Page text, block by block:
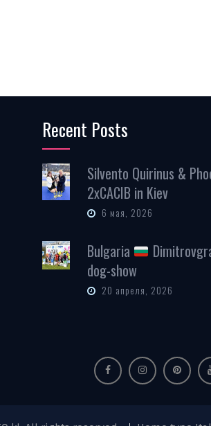
Recent Posts
Silvento Quirinus &
2xCACIB in Kiev
6 мая, 2026
Bulgaria
dog-show
20 апреля, 2026